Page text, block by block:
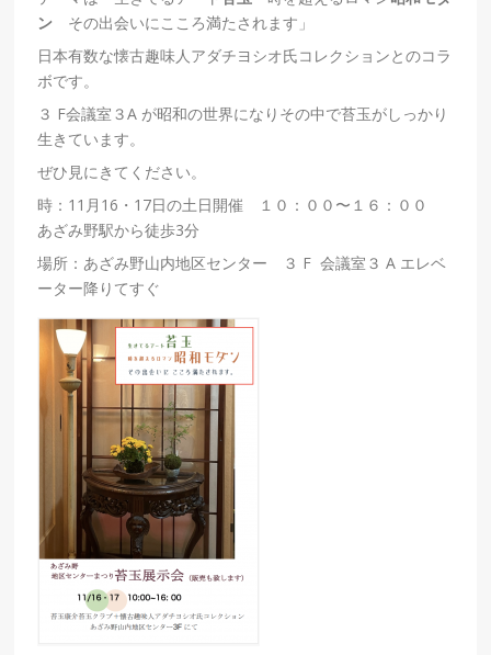
ン その出会いにこころ満たされます」
日本有数な懐古趣味人アダチヨシオ氏コレクションとのコラ
ボです。
３ F会議室３A が昭和の世界になりその中で苔玉がしっかり
生きています。
ぜひ見にきてください。
時：11月16・17日の土日開催 １０：００〜１６：００
あざみ野駅から徒歩3分
場所：あざみ野山内地区センター ３ F 会議室３ A エレベ
ーター降りてすぐ